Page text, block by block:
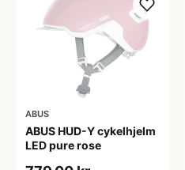
ABUS
ABUS HUD-Y cykelhjelm
LED pure rose